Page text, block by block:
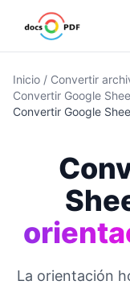
Inicio / Convertir
Convertir Google
Convertir Google
La orientación